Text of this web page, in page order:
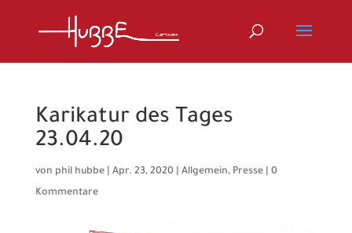
Karikatur des Tages
23.04.20
von phil hubbe| Apr. 23, 2020| Allgemein, Presse| 0
Kommentare